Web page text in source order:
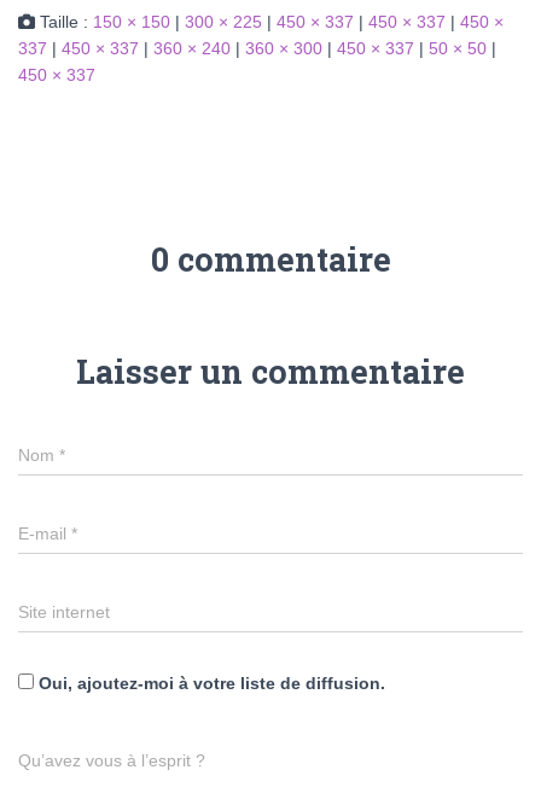
Taille : 150 × 150 | 300 × 225 | 450 × 337 | 450 × 337 | 450 ×
337 | 450 × 337 | 360 × 240 | 360 × 300 | 450 × 337 | 50 × 50 |
450 × 337
0 commentaire
Laisser un commentaire
Nom *
E-mail *
Site internet
Oui, ajoutez-moi à votre liste de diffusion.
Qu’avez vous à l’esprit ?